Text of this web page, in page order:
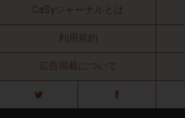
CaSyジャーナルとは
利用規約
広告掲載について